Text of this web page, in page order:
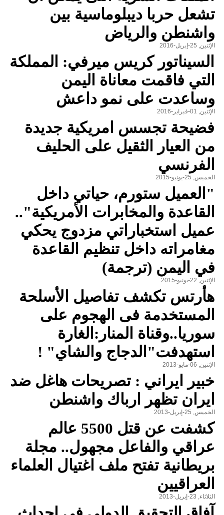
تشعل حربا ديبلوماسية بين
واشنطن والرياض
الإثنين, 25-إبريل-2016
السيناتور كريس ميرفي: المملكة
التي فاقمت معاناة اليمن
وساعدت على نمو داعش
الإثنين, 01-فبراير-2016
فضيحة تجسس امريكية جديدة
من العيار الثقيل على الحليف
الفرنسي
الخميس, 25-يونيو-2015
"العميل ستورم، حياتي داخل
القاعدة والمخابرات الأمريكية"..
عميل استخباراتي مزدوج يحكي
مغامراته داخل تنظيم القاعدة
في اليمن (ترجمة)
الإثنين, 22-يونيو-2015
هأرتس تكشف تفاصيل الأسلحة
المستخدمة فى الهجوم على
سوريا..وقناة المنار:الغارة
استهدفت"الدجاج والشاي" !
الإثنين, 06-مايو-2013
خبير ايراني : تصريحات هاغل ضد
ايران تظهر ارباك واشنطن
الخميس, 25-إبريل-2013
كشفت عن قتل 5500 عالم
عراقي والفاعل مجهول.. مجلة
بريطانية تفتح ملف اغتيال العلماء
العراقيين
الثلاثاء, 23-إبريل-2013